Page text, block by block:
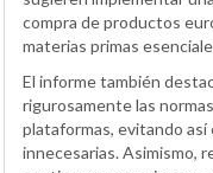
compra de productos
materias primas
El informe también
rigurosamente las
plataformas, evitando
innecesarias. Asimismo,